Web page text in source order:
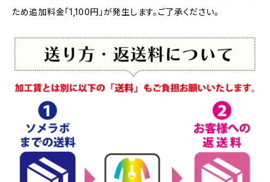
ため追加料金「1,100円」が発生します。ご了承ください。